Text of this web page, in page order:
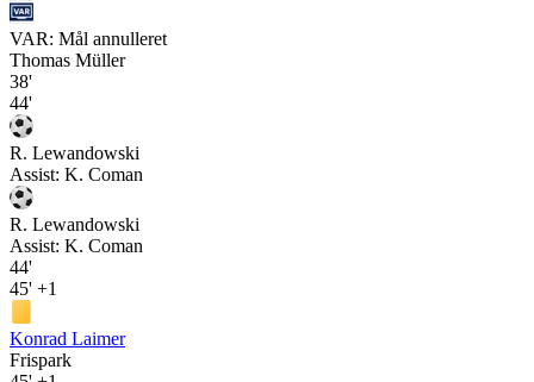
VAR: Mål annulleret
Thomas Müller
38'
44'
R. Lewandowski
Assist: K. Coman
R. Lewandowski
Assist: K. Coman
44'
45' +1
Konrad Laimer
Frispark